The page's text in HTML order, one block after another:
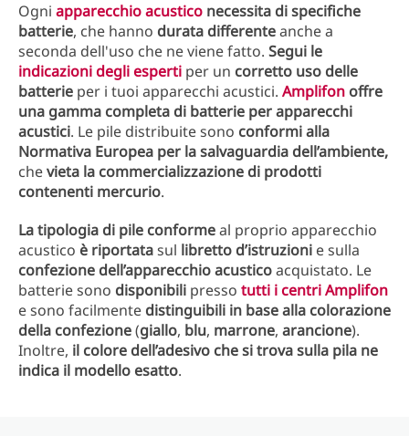
Ogni apparecchio acustico necessita di specifiche
batterie, che hanno durata differenteanche a
seconda dell'uso che ne viene fatto. Segui le
indicazioni degli esperti per un corretto uso delle
batterie per i tuoi apparecchi acustici. Amplifon offre
una gamma completa di batterie per apparecchi
acustici. Le pile distribuite sono conformi alla
Normativa Europea per la salvaguardia dell’ambiente,
chevieta la commercializzazione di prodotti
contenenti mercurio.
La tipologia di pile conformeal proprio apparecchio
acustico è riportatasul libretto d’istruzioni e sulla
confezione dell’apparecchio acusticoacquistato. Le
batterie sono disponibili presso tutti i centri Amplifon
e sono facilmente distinguibili in base alla colorazione
della confezione(giallo, blu, marrone, arancione).
Inoltre, il colore dell’adesivo che si trova sulla pila ne
indica il modello esatto.